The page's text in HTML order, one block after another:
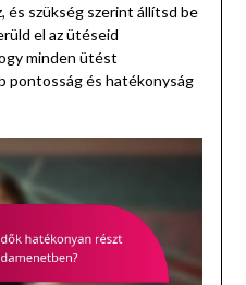
és szükség szerint állítsd be
el az ütéseid
minden ütést
pontosság és hatékonyság